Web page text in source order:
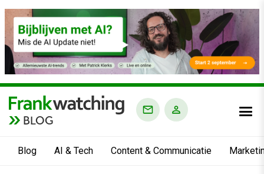
BLOG
Blog AI & Tech Content & Communicatie